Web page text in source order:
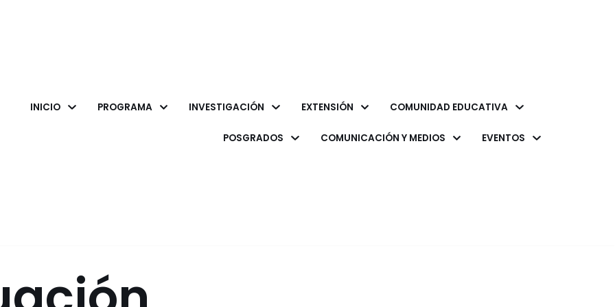
INICIO PROGRAMA INVESTIGACIÓN EXTENSIÓN COMUNIDAD EDUCATIVA
POSGRADOS COMUNICACIÓN Y MEDIOS EVENTOS